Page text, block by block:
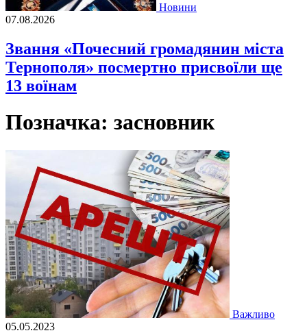
Новини
07.08.2026
Звання «Почесний громадянин міста
Тернополя» посмертно присвоїли ще
13 воїнам
Позначка: засновник
Важливо
05.05.2023